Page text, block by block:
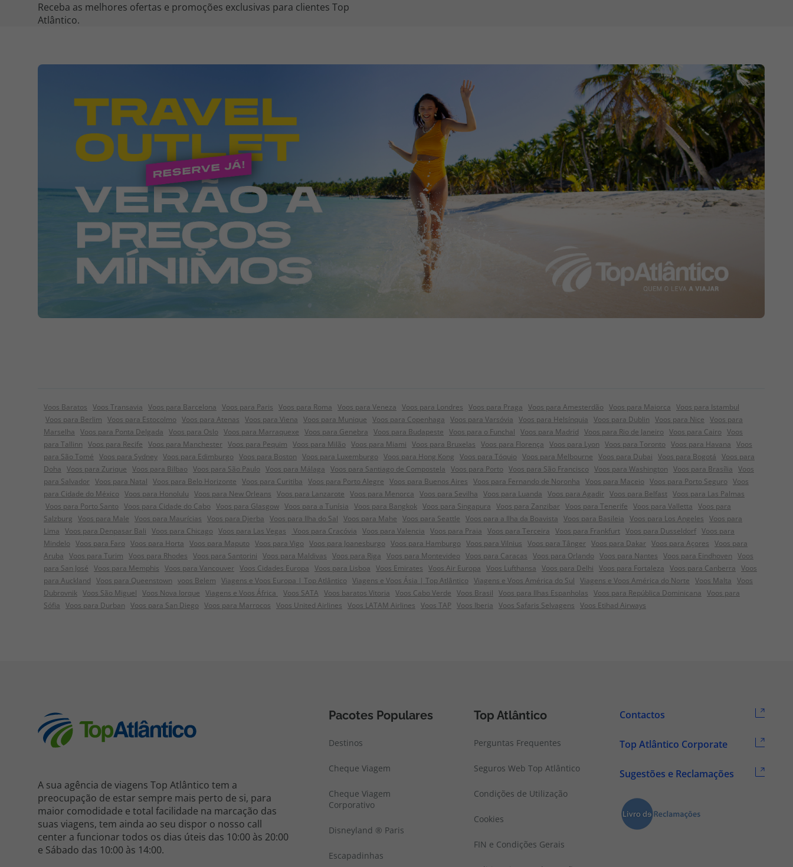
Receba as melhores ofertas e promoções exclusivas para clientes Top
Atlântico.
Voos Baratos Voos Transavia Voos para Barcelona Voos para Paris Voos para Roma Voos para Veneza Voos para Londres Voos para Praga Voos para Amesterdão Voos para Maiorca Voos para Istambul
Voos para Berlim Voos para Estocolmo Voos para Atenas Voos para Viena Voos para Munique Voos para Copenhaga Voos para Varsóvia Voos para Helsínquia Voos para Dublin Voos para Nice Voos para
Marselha Voos para Ponta Delgada Voos para Oslo Voos para Marraquexe Voos para Genebra Voos para Budapeste Voos para o Funchal Voos para Madrid Voos para Rio de Janeiro Voos para Cairo Voos
para Tallinn Voos para Recife Voos para Manchester Voos para Pequim Voos para Milão Voos para Miami Voos para Bruxelas Voos para Florença Voos para Lyon Voos para Toronto Voos para Havana Voos
para São Tomé Voos para Sydney Voos para Edimburgo Voos para Boston Voos para Luxemburgo Voos para Hong Kong Voos para Tóquio Voos para Melbourne Voos para Dubai Voos para Bogotá Voos para
Doha Voos para Zurique Voos para Bilbao Voos para São Paulo Voos para Málaga Voos para Santiago de Compostela Voos para Porto Voos para São Francisco Voos para Washington Voos para Brasília Voos
para Salvador Voos para Natal Voos para Belo Horizonte Voos para Curitiba Voos para Porto Alegre Voos para Buenos Aires Voos para Fernando de Noronha Voos para Maceio Voos para Porto Seguro Voos
para Cidade do México Voos para Honolulu Voos para New Orleans Voos para Lanzarote Voos para Menorca Voos para Sevilha Voos para Luanda Voos para Agadir Voos para Belfast Voos para Las Palmas
Voos para Porto Santo Voos para Cidade do Cabo Voos para Glasgow Voos para a Tunísia Voos para Bangkok Voos para Singapura Voos para Zanzibar Voos para Tenerife Voos para Valletta Voos para
Salzburg Voos para Male Voos para Maurícias Voos para Djerba Voos para Ilha do Sal Voos para Mahe Voos para Seattle Voos para a Ilha da Boavista Voos para Basileia Voos para Los Angeles Voos para
Lima Voos para Denpasar Bali Voos para Chicago Voos para Las Vegas Voos para Cracóvia Voos para Valencia Voos para Praia Voos para Terceira Voos para Frankfurt Voos para Dusseldorf Voos para
Mindelo Voos para Faro Voos para Horta Voos para Maputo Voos para Vigo Voos para Joanesburgo Voos para Hamburgo Voos para Vilnius Voos para Tânger Voos para Dakar Voos para Açores Voos para
Aruba Voos para Turim Voos para Rhodes Voos para Santorini Voos para Maldivas Voos para Riga Voos para Montevideo Voos para Caracas Voos para Orlando Voos para Nantes Voos para Eindhoven Voos
para San José Voos para Memphis Voos para Vancouver Voos Cidades Europa Voos para Lisboa Voos Emirates Voos Air Europa Voos Lufthansa Voos para Delhi Voos para Fortaleza Voos para Canberra Voos
para Auckland Voos para Queenstown voos Belem Viagens e Voos Europa | Top Atlântico Viagens e Voos Ásia | Top Atlântico Viagens e Voos América do Sul Viagens e Voos América do Norte Voos Malta Voos
Dubrovnik Voos São Miguel Voos Nova Iorque Viagens e Voos África Voos SATA Voos baratos Vitoria Voos Cabo Verde Voos Brasil Voos para Ilhas Espanholas Voos para República Dominicana Voos para
Sófia Voos para Durban Voos para San Diego Voos para Marrocos Voos United Airlines Voos LATAM Airlines Voos TAP Voos Iberia Voos Safaris Selvagens Voos Etihad Airways
A sua agência de viagens Top Atlântico tem a
preocupação de estar sempre mais perto de si, para
maior comodidade e total facilidade na marcação das
suas viagens, tem ainda ao seu dispor o nosso call
center a funcionar todos os dias úteis das 10:00 às 20:00
e Sábado das 10:00 às 14:00.
Pacotes Populares
Destinos
Cheque Viagem
Cheque Viagem
Corporativo
Disneyland ® Paris
Escapadinhas
Top Atlântico
Perguntas Frequentes
Seguros Web Top Atlântico
Condições de Utilização
Cookies
FIN e Condições Gerais
Contactos
Top Atlântico Corporate
Sugestões e Reclamações